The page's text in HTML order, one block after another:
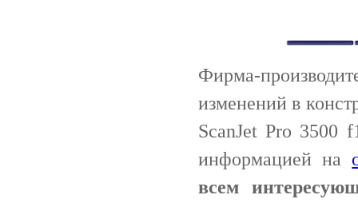
Фирма-
изменений в
ScanJet Pro 3500
информацией на
всем